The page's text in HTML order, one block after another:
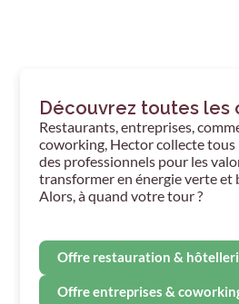
Découvrez toutes les
Restaurants, entreprises,
coworking, Hector collecte tous
des professionnels pour les
transformer en énergie verte et
Alors, à quand votre tour ?
Offre restauration &
Offre entreprises &